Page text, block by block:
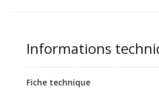
Informations
Fiche technique